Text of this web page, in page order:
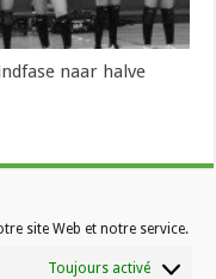
site Web et notre service.
Toujours activé
naar halve